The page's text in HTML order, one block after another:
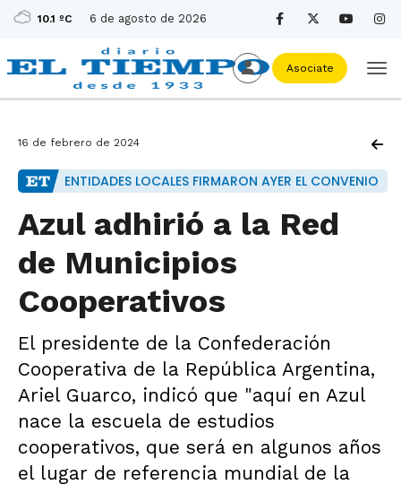
10.1 ºC 6 de agosto de 2026
Asociate
16 de febrero de 2024
ENTIDADES LOCALES FIRMARON AYER EL CONVENIO
Azul adhirió a la Red
de Municipios
Cooperativos
El presidente de la Confederación
Cooperativa de la República Argentina,
Ariel Guarco, indicó que "aquí en Azul
nace la escuela de estudios
cooperativos, que será en algunos años
el lugar de referencia mundial de la